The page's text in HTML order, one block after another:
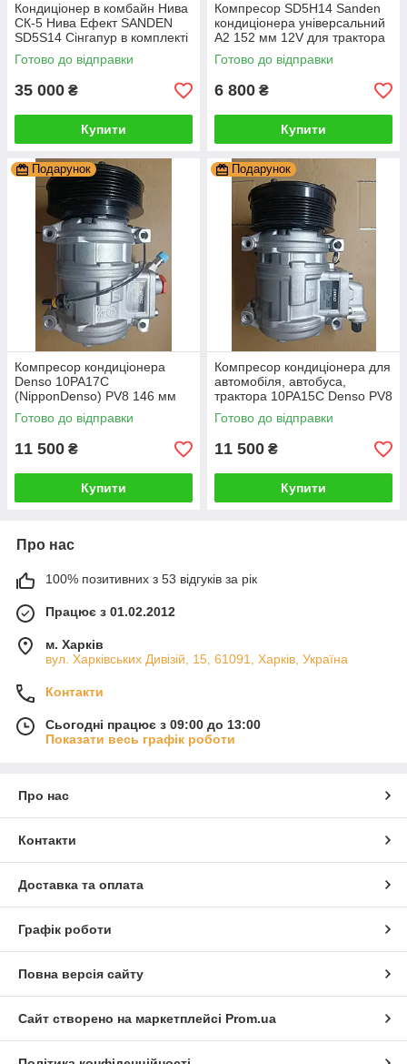
Кондиціонер в комбайн Нива
СК-5 Нива Ефект SANDEN
SD5S14 Сінгапур в комплекті
Готово до відправки
35 000 ₴
Купити
Компресор SD5H14 Sanden
кондиціонера універсальний
А2 152 мм 12V для трактора
комбайна
Готово до відправки
6 800 ₴
Купити
Подарунок
Компресор кондиціонера
Denso 10РА17С
(NipponDenso) PV8 146 мм
12V універсальний для
трактора John Deere
Готово до відправки
11 500 ₴
Купити
Подарунок
Компресор кондиціонера для
автомобіля, автобуса,
трактора 10PA15C Denso PV8
130 мм 12V CLAAS
A9062302011
Готово до відправки
11 500 ₴
Купити
Про нас
100% позитивних з 53 відгуків за рік
Працює з 01.02.2012
м. Харків
вул. Харківських Дивізій, 15, 61091, Харків, Україна
Контакти
Сьогодні працює з 09:00 до 13:00
Показати весь графік роботи
Про нас
Контакти
Доставка та оплата
Графік роботи
Повна версія сайту
Сайт створено на маркетплейсі Prom.ua